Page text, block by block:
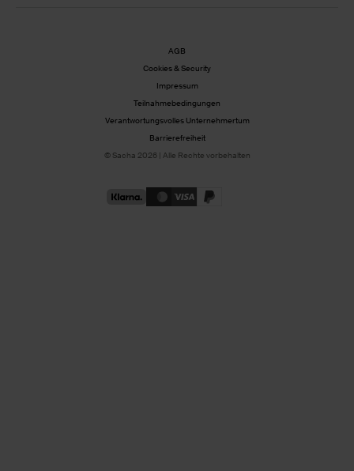
AGB
Cookies & Security
Impressum
Teilnahmebedingungen
Verantwortungsvolles Unternehmertum
Barrierefreiheit
© Sacha 2026 | Alle Rechte vorbehalten